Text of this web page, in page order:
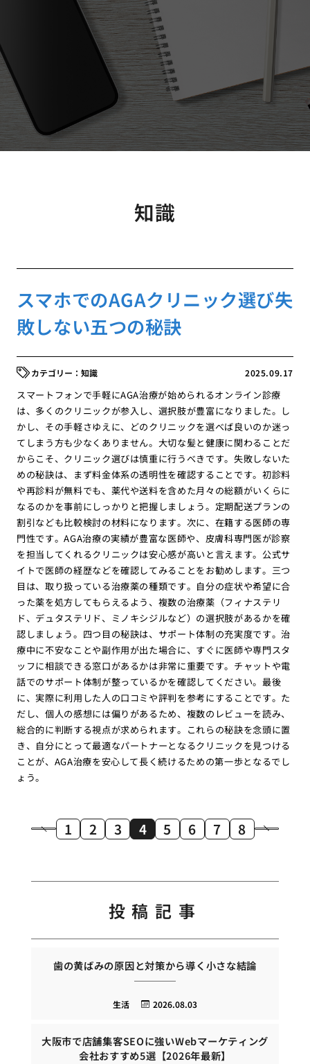
知識
スマホでのAGAクリニック選び失
敗しない五つの秘訣
2025.09.17
知識
スマートフォンで手軽にAGA治療が始められるオンライン診療
は、多くのクリニックが参入し、選択肢が豊富になりました。し
かし、その手軽さゆえに、どのクリニックを選べば良いのか迷っ
てしまう方も少なくありません。大切な髪と健康に関わることだ
からこそ、クリニック選びは慎重に行うべきです。失敗しないた
めの秘訣は、まず料金体系の透明性を確認することです。初診料
や再診料が無料でも、薬代や送料を含めた月々の総額がいくらに
なるのかを事前にしっかりと把握しましょう。定期配送プランの
割引なども比較検討の材料になります。次に、在籍する医師の専
門性です。AGA治療の実績が豊富な医師や、皮膚科専門医が診察
を担当してくれるクリニックは安心感が高いと言えます。公式サ
イトで医師の経歴などを確認してみることをお勧めします。三つ
目は、取り扱っている治療薬の種類です。自分の症状や希望に合
った薬を処方してもらえるよう、複数の治療薬（フィナステリ
ド、デュタステリド、ミノキシジルなど）の選択肢があるかを確
認しましょう。四つ目の秘訣は、サポート体制の充実度です。治
療中に不安なことや副作用が出た場合に、すぐに医師や専門スタ
ッフに相談できる窓口があるかは非常に重要です。チャットや電
話でのサポート体制が整っているかを確認してください。最後
に、実際に利用した人の口コミや評判を参考にすることです。た
だし、個人の感想には偏りがあるため、複数のレビューを読み、
総合的に判断する視点が求められます。これらの秘訣を念頭に置
き、自分にとって最適なパートナーとなるクリニックを見つける
ことが、AGA治療を安心して長く続けるための第一歩となるでし
ょう。
1 2 3 4 5 6 7 8
投稿記事
歯の黄ばみの原因と対策から導く小さな結論
2026.08.03
生活
大阪市で店舗集客SEOに強いWebマーケティング
会社おすすめ5選【2026年最新】